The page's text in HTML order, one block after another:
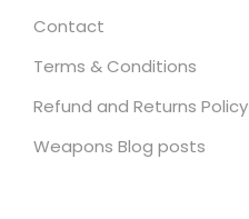
Contact
Terms & Conditions
Refund and Returns Policy
Weapons Blog posts